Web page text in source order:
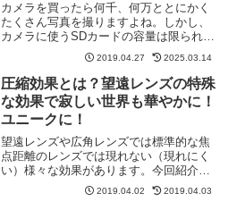
カメラを買ったら何千、何万ととにかく
たくさん写真を撮りますよね。しかし、
カメラに使うSDカードの容量は限られて
いるのでPCに写したりして保管する必要
があります。スマホを落として写真のデ
ータが消えてしまった。。という方も少
なくないと思いますが...
2019.04.27 2025.03.14
圧縮効果とは？望遠レンズの特殊
な効果で寂しい世界も華やかに！
ユニークに！
望遠レンズや広角レンズでは標準的な焦
点距離のレンズでは現れない（現れにく
い）様々な効果があります。今回紹介す
る圧縮効果は特に望遠レンズで見ること
ができるユニークな効果です。意外と身
2019.04.02 2019.04.03